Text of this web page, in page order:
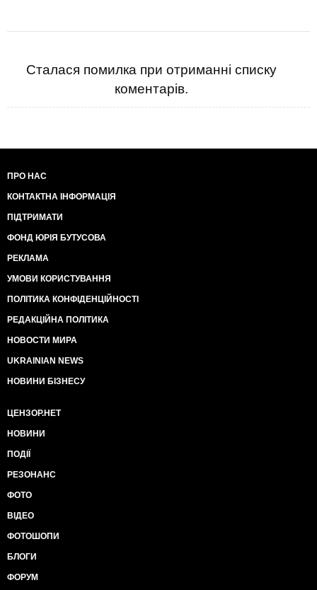
Сталася помилка при отриманні списку
коментарів.
ПРО НАС
КОНТАКТНА ІНФОРМАЦІЯ
ПІДТРИМАТИ
ФОНД ЮРІЯ БУТУСОВА
РЕКЛАМА
УМОВИ КОРИСТУВАННЯ
ПОЛІТИКА КОНФІДЕНЦІЙНОСТІ
РЕДАКЦІЙНА ПОЛІТИКА
НОВОСТИ МИРА
UKRAINIAN NEWS
НОВИНИ БІЗНЕСУ
ЦЕНЗОР.НЕТ
НОВИНИ
ПОДІЇ
РЕЗОНАНС
ФОТО
ВІДЕО
ФОТОШОПИ
БЛОГИ
ФОРУМ